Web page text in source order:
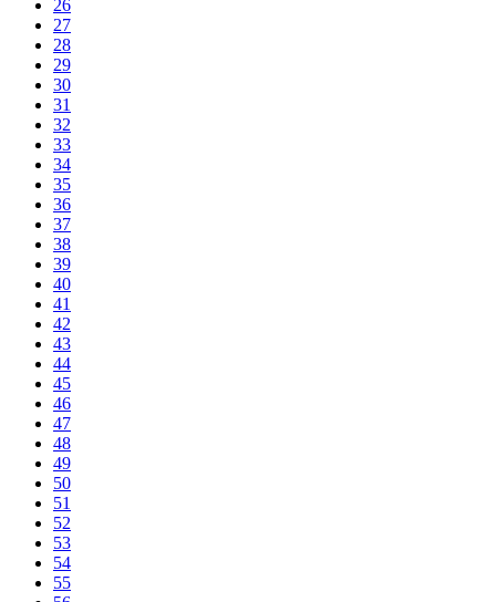
26
27
28
29
30
31
32
33
34
35
36
37
38
39
40
41
42
43
44
45
46
47
48
49
50
51
52
53
54
55